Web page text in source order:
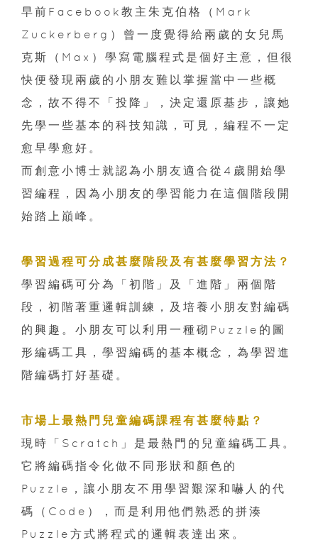
早前Facebook教主朱克伯格（Mark
Zuckerberg）曾一度覺得給兩歲的女兒馬
克斯（Max）學寫電腦程式是個好主意，但很
快便發現兩歲的小朋友難以掌握當中一些概
念，故不得不「投降」，決定還原基步，讓她
先學一些基本的科技知識，可見，編程不一定
愈早學愈好。
而創意小博士就認為小朋友適合從4歲開始學
習編程，因為小朋友的學習能力在這個階段開
始踏上巔峰。
學習過程可分成甚麼階段及有甚麼學習方法？
學習編碼可分為「初階」及「進階」兩個階
段，初階著重邏輯訓練，及培養小朋友對編碼
的興趣。小朋友可以利用一種砌Puzzle的圖
形編碼工具，學習編碼的基本概念，為學習進
階編碼打好基礎。
市場上最熱門兒童編碼課程有甚麼特點？
現時「Scratch」是最熱門的兒童編碼工具。
它將編碼指令化做不同形狀和顏色的
Puzzle，讓小朋友不用學習艱深和嚇人的代
碼（Code），而是利用他們熟悉的拼湊
Puzzle方式將程式的邏輯表達出來。